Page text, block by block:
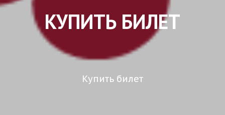
КУПИТЬ БИЛЕТ
Купить билет